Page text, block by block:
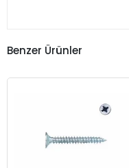
Benzer Ürünler